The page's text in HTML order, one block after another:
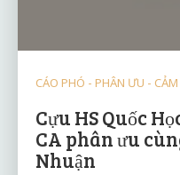
CÁO PHÓ - PHÂN ƯU -
Cựu HS Quốc
CA phân ưu
Nhuận